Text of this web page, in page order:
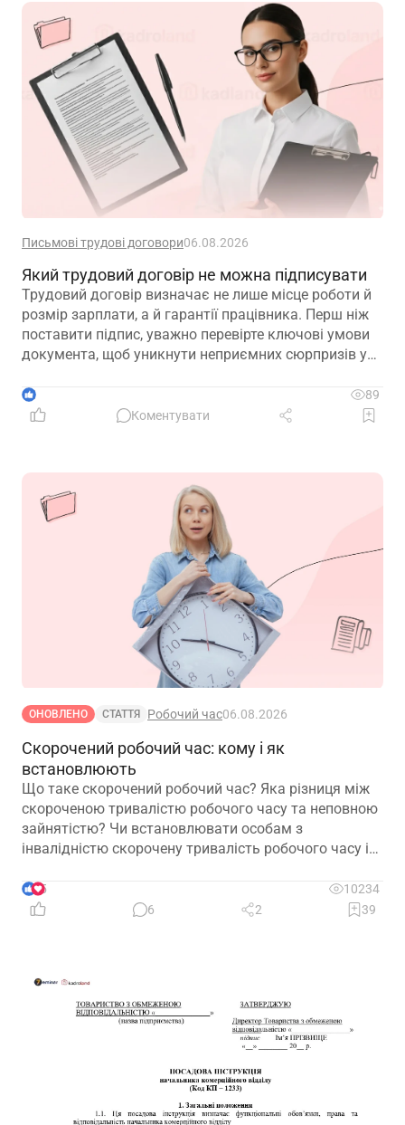
Письмові трудові договори06.08.2026
Який трудовий договір не можна підписувати
Трудовий договір визначає не лише місце роботи й
розмір зарплати, а й гарантії працівника. Перш ніж
поставити підпис, уважно перевірте ключові умови
документа, щоб уникнути неприємних сюрпризів у
1
89
Коментувати
ОНОВЛЕНО СТАТТЯ Робочий час06.08.2026
Скорочений робочий час: кому і як
встановлюють
Що таке скорочений робочий час? Яка різниця між
скороченою тривалістю робочого часу та неповною
зайнятістю? Чи встановлювати особам з
інвалідністю скорочену тривалість робочого часу і
передбачено встановлення скороченого робочого
часу? І особливо актуальне запитання: чи потрібно
5
10234
6
2 39